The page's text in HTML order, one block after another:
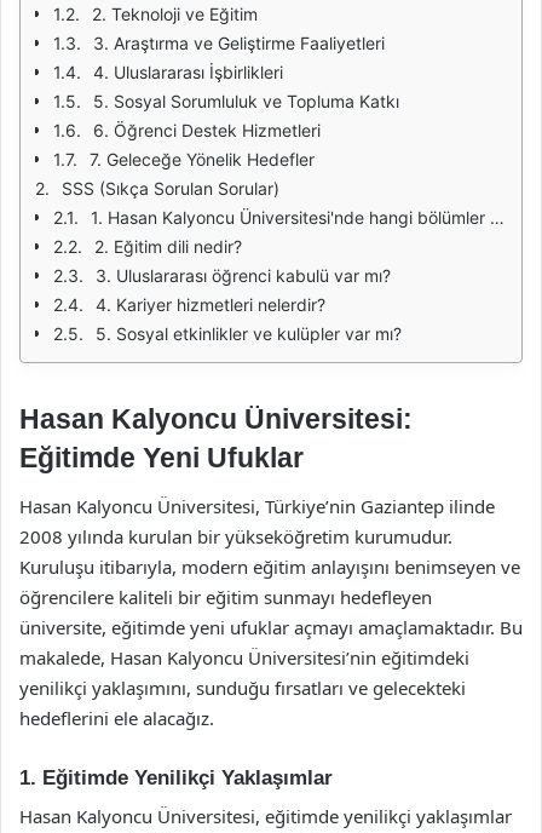
2. Teknoloji ve Eğitim
3. Araştırma ve Geliştirme Faaliyetleri
4. Uluslararası İşbirlikleri
5. Sosyal Sorumluluk ve Topluma Katkı
6. Öğrenci Destek Hizmetleri
7. Geleceğe Yönelik Hedefler
SSS (Sıkça Sorulan Sorular)
1. Hasan Kalyoncu Üniversitesi'nde hangi bölümler bulunmaktadır?
2. Eğitim dili nedir?
3. Uluslararası öğrenci kabulü var mı?
4. Kariyer hizmetleri nelerdir?
5. Sosyal etkinlikler ve kulüpler var mı?
Hasan Kalyoncu Üniversitesi:
Eğitimde Yeni Ufuklar
Hasan Kalyoncu Üniversitesi, Türkiye’nin Gaziantep ilinde
2008 yılında kurulan bir yükseköğretim kurumudur.
Kuruluşu itibarıyla, modern eğitim anlayışını benimseyen ve
öğrencilere kaliteli bir eğitim sunmayı hedefleyen
üniversite, eğitimde yeni ufuklar açmayı amaçlamaktadır. Bu
makalede, Hasan Kalyoncu Üniversitesi’nin eğitimdeki
yenilikçi yaklaşımını, sunduğu fırsatları ve gelecekteki
hedeflerini ele alacağız.
1. Eğitimde Yenilikçi Yaklaşımlar
Hasan Kalyoncu Üniversitesi, eğitimde yenilikçi yaklaşımlar